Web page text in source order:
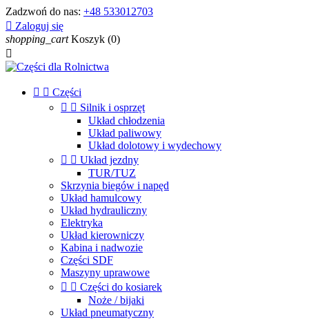
Zadzwoń do nas: +48 533012703
 Zaloguj się
shopping_cart Koszyk (0)

  Części
  Silnik i osprzęt
Układ chłodzenia
Układ paliwowy
Układ dolotowy i wydechowy
  Układ jezdny
TUR/TUZ
Skrzynia biegów i napęd
Układ hamulcowy
Układ hydrauliczny
Elektryka
Układ kierowniczy
Kabina i nadwozie
Części SDF
Maszyny uprawowe
  Części do kosiarek
Noże / bijaki
Układ pneumatyczny